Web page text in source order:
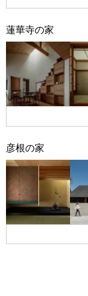
蓮華寺の家
彦根の家